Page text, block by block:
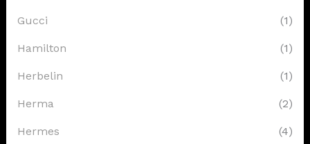
Gucci (1)
Hamilton (1)
Herbelin (1)
Herma (2)
Hermes (4)